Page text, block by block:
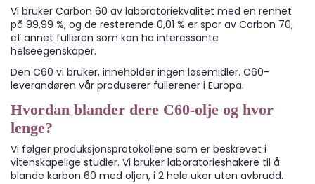
Vi bruker Carbon 60 av laboratoriekvalitet med en renhet
på 99,99 %, og de resterende 0,01 % er spor av Carbon 70,
et annet fulleren som kan ha interessante
helseegenskaper.
Den C60 vi bruker, inneholder ingen løsemidler. C60-
leverandøren vår produserer fullerener i Europa.
Hvordan blander dere C60-olje og hvor
lenge?
Vi følger produksjonsprotokollene som er beskrevet i
vitenskapelige studier. Vi bruker laboratorieshakere til å
blande karbon 60 med oljen, i 2 hele uker uten avbrudd.